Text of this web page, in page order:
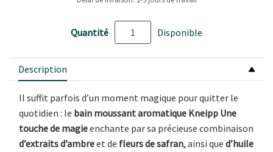
Quantité Disponible
Description
Il suffit parfois d’un moment magique pour quitter le
quotidien : le bain moussant aromatique Kneipp Une
touche de magieenchante par sa précieuse combinaison
d’extraits d’ambreet de fleurs de safran, ainsi que d’huile